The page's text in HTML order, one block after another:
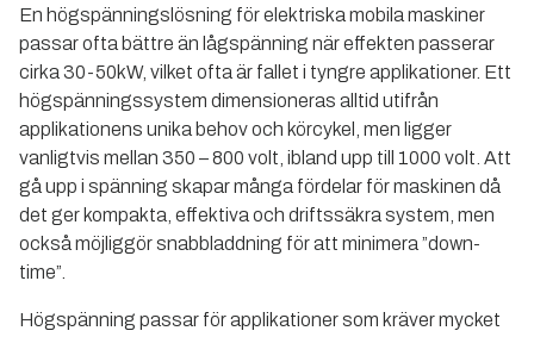
En högspänningslösning för elektriska mobila maskiner
passar ofta bättre än lågspänning när effekten passerar
cirka 30-50kW, vilket ofta är fallet i tyngre applikationer. Ett
högspänningssystem dimensioneras alltid utifrån
applikationens unika behov och körcykel, men ligger
vanligtvis mellan 350 – 800 volt, ibland upp till 1000 volt. Att
gå upp i spänning skapar många fördelar för maskinen då
det ger kompakta, effektiva och driftssäkra system, men
också möjliggör snabbladdning för att minimera ”down-
time”.
Högspänning passar för applikationer som kräver mycket